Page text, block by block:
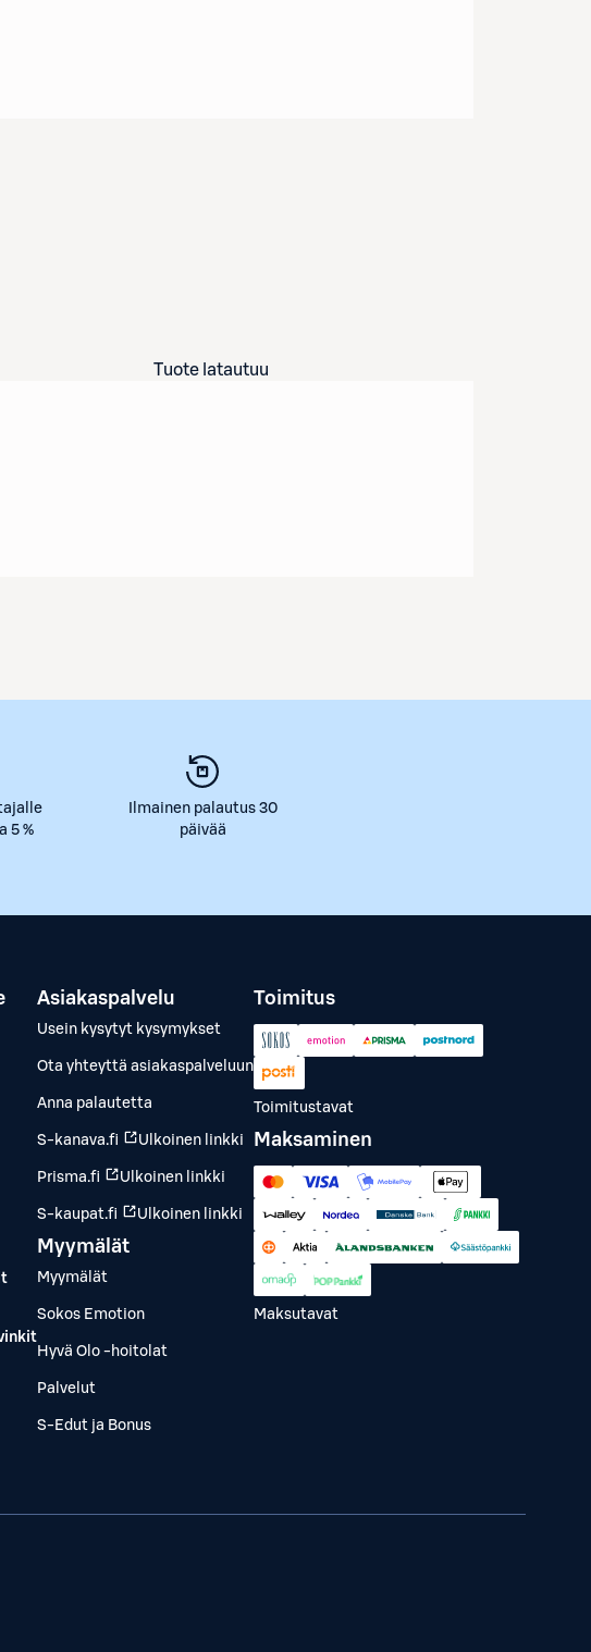
Tuote latautuu
5 %
Ilmainen palautus 30
päivää
Asiakaspalvelu
Usein kysytyt kysymykset
Ota yhteyttä asiakaspalveluun
Anna palautetta
S-kanava.fi Ulkoinen linkki
Prisma.fi Ulkoinen linkki
S-kaupat.fi Ulkoinen linkki
Myymälät
Myymälät
Sokos Emotion
Hyvä Olo -hoitolat
Palvelut
S-Edut ja Bonus
Toimitus
Toimitustavat
Maksaminen
Maksutavat